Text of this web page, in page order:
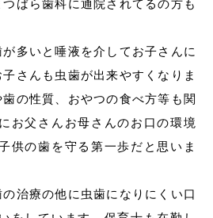
ばら歯科に通院されてるの方も
多いと唾液を介してお子さんに
さんも虫歯が出来やすくなりま
の性質、おやつの食べ方等も関
お父さんお母さんのお口の環境
供の歯を守る第一歩だと思いま
治療の他に虫歯になりにくい口